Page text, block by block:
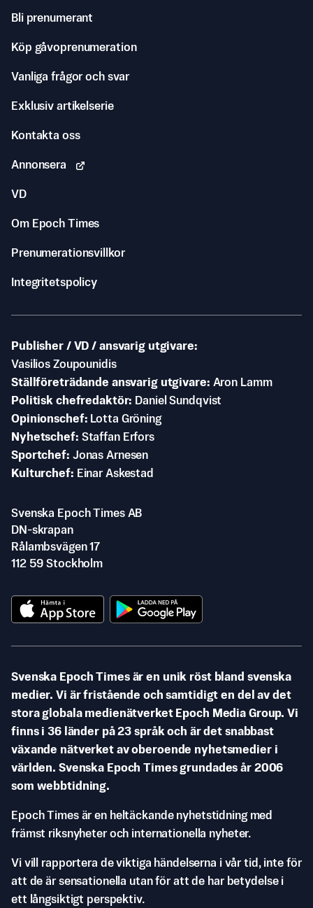
Bli prenumerant
Köp gåvoprenumeration
Vanliga frågor och svar
Exklusiv artikelserie
Kontakta oss
Annonsera
VD
Om Epoch Times
Prenumerationsvillkor
Integritetspolicy
Publisher / VD / ansvarig utgivare
Vasilios Zoupounidis
Ställföreträdande ansvarig utgivare Aron Lamm
Politisk chefredaktör
Daniel Sundqvist
Opinionschef
Lotta Gröning
Nyhetschef Staffan Erfors
Sportchef Jonas Arnesen
Kulturchef
Einar Askestad
Svenska Epoch Times AB
DN-skrapan
Rålambsvägen 17
112 59 Stockholm
Svenska Epoch Times är en unik röst bland svenska
medier. Vi är fristående och samtidigt en del av det
stora globala medienätverket Epoch Media Group. Vi
finns i 36 länder på 23 språk och är det snabbast
växande nätverket av oberoende nyhetsmedier i
världen. Svenska Epoch Times grundades år 2006
som webbtidning.
Epoch Times är en heltäckande nyhetstidning med
främst riksnyheter och internationella nyheter.
Vi vill rapportera de viktiga händelserna i vår tid, inte för
att de är sensationella utan för att de har betydelse i
ett långsiktigt perspektiv.